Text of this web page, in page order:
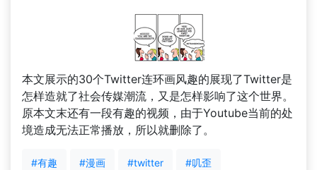
本文展示的30个Twitter连环画风趣的展现了Twitter是
怎样造就了社会传媒潮流，又是怎样影响了这个世界。
原本文末还有一段有趣的视频，由于Youtube当前的处
境造成无法正常播放，所以就删除了。
#有趣 #漫画 #twitter #叽歪